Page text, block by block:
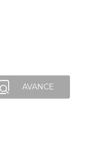
AVANCE